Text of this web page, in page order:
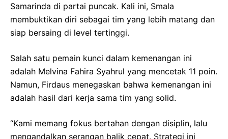
Samarinda di partai puncak. Kali ini, Smala
membuktikan diri sebagai tim yang lebih matang dan
siap bersaing di level tertinggi.
Salah satu pemain kunci dalam kemenangan ini
adalah Melvina Fahira Syahrul yang mencetak 11 poin.
Namun, Firdaus menegaskan bahwa kemenangan ini
adalah hasil dari kerja sama tim yang solid.
“Kami memang fokus bertahan dengan disiplin, lalu
mengandalkan serangan balik cepat. Strategi ini